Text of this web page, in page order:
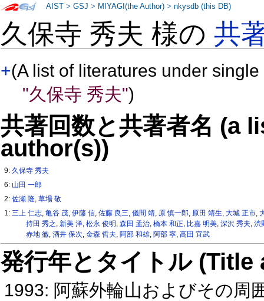
久保寺 秀夫 様の共
+(A list of literatures under
"久保寺 秀夫")
共著回数と共著者名 (a
author(s))
9: 久保寺 秀夫
6: 山田 一郎
2:佐瀬 隆,草場 敬
1:三上 仁志,亀谷 茂,伊藤 信,佐藤 良三,儀間 靖, 原 慎一郎, 原田 靖生,大城 正市,
持田 秀之 , 新美 洋, 松永 俊明 , 森田 孟治, 橋本 和正, 比嘉 明美, 深沢 秀夫, 渋
赤地 徹, 酒井 保次, 金森 哲夫, 阿部 和雄, 阿部 寧, 高田 宜武
発行年とタイトル
1993: 阿蘇外輪山およびその周
AIST >GSJ > MIYAGI(the Author) >nkysdb (this DB)